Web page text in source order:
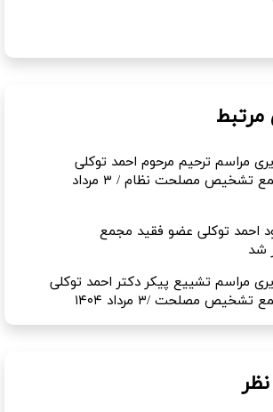
مرتبط
مراسم ترحیم مرحوم احمد توکلی
عضو فقید مجمع تشخیص مصلحت نظام / ۳ مرداد
احمد توکلی عضو فقید مجمع
شد
مراسم تشییع پیکر دکتر احمد توکلی
مصلحت /۳ مرداد ۱۴۰۴